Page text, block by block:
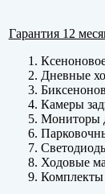
Гарантия 12
Дневные
Камеры
Мониторы
Ходовые
Комплекты